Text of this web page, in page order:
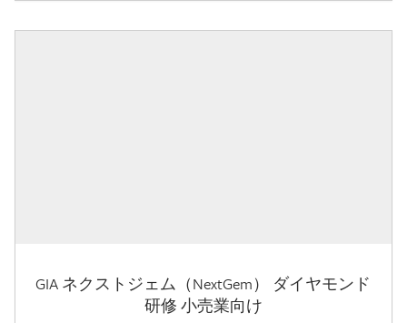
GIA ネクストジェム（NextGem） ダイヤモンド
研修 小売業向け